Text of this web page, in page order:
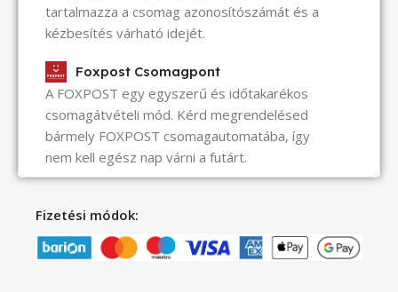
tartalmazza a csomag azonosítószámát és a
kézbesítés várható idejét.
Foxpost Csomagpont
A FOXPOST egy egyszerű és időtakarékos
csomagátvételi mód. Kérd megrendelésed
bármely FOXPOST csomagautomatába, így
nem kell egész nap várni a futárt.
Fizetési módok: